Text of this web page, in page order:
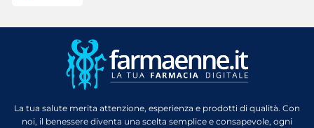
La tua salute merita attenzione, esperienza e prodotti di qualità. Con
noi, il benessere diventa una scelta semplice e consapevole, ogni